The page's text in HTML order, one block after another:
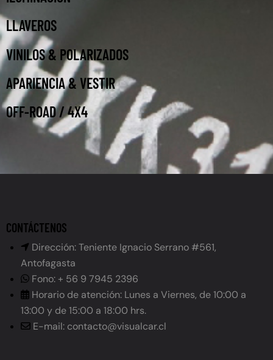
LLAVEROS
VINILOS & POLARIZADOS
APARIENCIA & VESTIR
OFF-ROAD / 4X4
CONTÁCTENOS
Dirección: Teniente Ignacio Serrano #561,
Antofagasta
Fono: + 56 9 7945 2396
Horario de atención: Lunes a Viernes, de 10:00 a
13:00 y de 15:00 a 18:00 hrs.
E-mail: contacto@visualcar.cl